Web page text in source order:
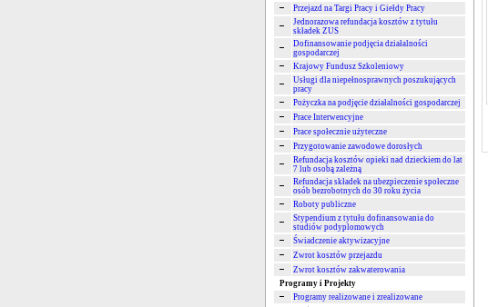
Przejazd na Targi Pracy i Giełdy Pracy
Jednorazowa refundacja kosztów z tytułu
składek ZUS
Dofinansowanie podjęcia działalności
gospodarczej
Krajowy Fundusz Szkoleniowy
Usługi dla niepełnosprawnych poszukujących
pracy
Pożyczka na podjęcie działalności gospodarczej
Prace Interwencyjne
Prace społecznie użyteczne
Przygotowanie zawodowe dorosłych
Refundacja kosztów opieki nad dzieckiem do lat
7 lub osobą zależną
Refundacja składek na ubezpieczenie społeczne
osób bezrobotnych do 30 roku życia
Roboty publiczne
Stypendium z tytułu dofinansowania do
studiów podyplomowych
Świadczenie aktywizacyjne
Zwrot kosztów przejazdu
Zwrot kosztów zakwaterowania
Programy i Projekty
Programy realizowane i zrealizowane